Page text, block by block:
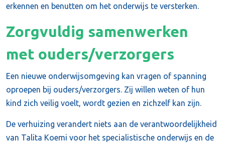
erkennen en benutten om het onderwijs te versterken.
Zorgvuldig samenwerken
met ouders/verzorgers
Een nieuwe onderwijsomgeving kan vragen of spanning
oproepen bij ouders/verzorgers. Zij willen weten of hun
kind zich veilig voelt, wordt gezien en zichzelf kan zijn.
De verhuizing verandert niets aan de verantwoordelijkheid
van Talita Koemi voor het specialistische onderwijs en de